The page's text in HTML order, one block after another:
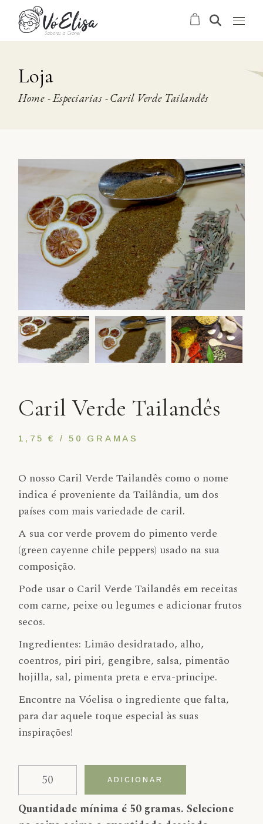
content
Loja
Home Especiarias Caril Verde Tailandês
Caril Verde Tailandês
1,75 € / 50 GRAMAS
O nosso Caril Verde Tailandês como o nome
indica é proveniente da Tailândia, um dos
países com mais variedade de caril.
A sua cor verde provem do pimento verde
(green cayenne chile peppers) usado na sua
composição.
Pode usar o Caril Verde Tailandês em receitas
com carne, peixe ou legumes e adicionar frutos
secos.
Ingredientes: Limão desidratado, alho,
coentros, piri piri, gengibre, salsa, pimentão
hojilla, sal, pimenta preta e erva-principe.
Encontre na Vóelisa o ingrediente que falta,
para dar aquele toque especial às suas
inspirações!
Quantidade de Caril Verde Tailandês
ADICIONAR
Alternative:
Quantidade mínima é 50 gramas. Selecione